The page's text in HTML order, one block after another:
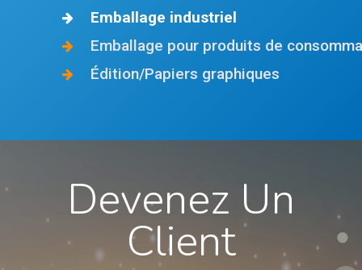
Emballage industriel
Emballage pour produits de
Édition/Papiers graphiques
Devenez Un
Client